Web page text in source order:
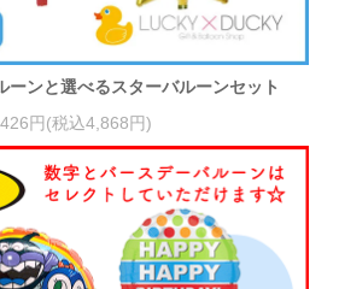
ーンと選べるスターバルーンセット
円(税込4,868円)